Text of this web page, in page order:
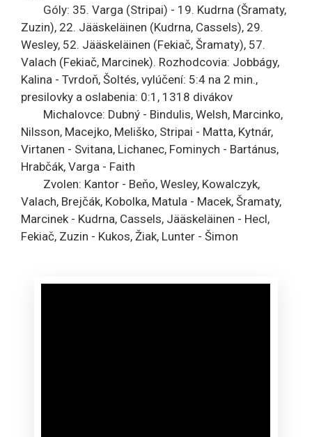
Góly: 35. Varga (Stripai) - 19. Kudrna (Šramaty,
Zuzin), 22. Jääskeläinen (Kudrna, Cassels), 29.
Wesley, 52. Jääskeläinen (Fekiač, Šramaty), 57.
Valach (Fekiač, Marcinek). Rozhodcovia: Jobbágy,
Kalina - Tvrdoň, Šoltés, vylúčení: 5:4 na 2 min.,
presilovky a oslabenia: 0:1, 1318 divákov
Michalovce: Dubný - Bindulis, Welsh, Marcinko,
Nilsson, Macejko, Meliško, Stripai - Matta, Kytnár,
Virtanen - Svitana, Lichanec, Fominych - Bartánus,
Hrabčák, Varga - Faith
Zvolen: Kantor - Beňo, Wesley, Kowalczyk,
Valach, Brejčák, Kobolka, Matula - Macek, Šramaty,
Marcinek - Kudrna, Cassels, Jääskeläinen - Hecl,
Fekiač, Zuzin - Kukos, Žiak, Lunter - Šimon